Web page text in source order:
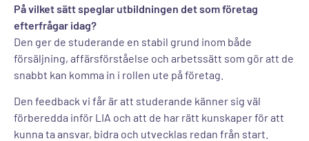
På vilket sätt speglar utbildningen det som företag
efterfrågar idag?
Den ger de studerande en stabil grund inom både
försäljning, affärsförståelse och arbetssätt som gör att de
snabbt kan komma in i rollen ute på företag.
Den feedback vi får är att studerande känner sig väl
förberedda inför LIA och att de har rätt kunskaper för att
kunna ta ansvar, bidra och utvecklas redan från start.